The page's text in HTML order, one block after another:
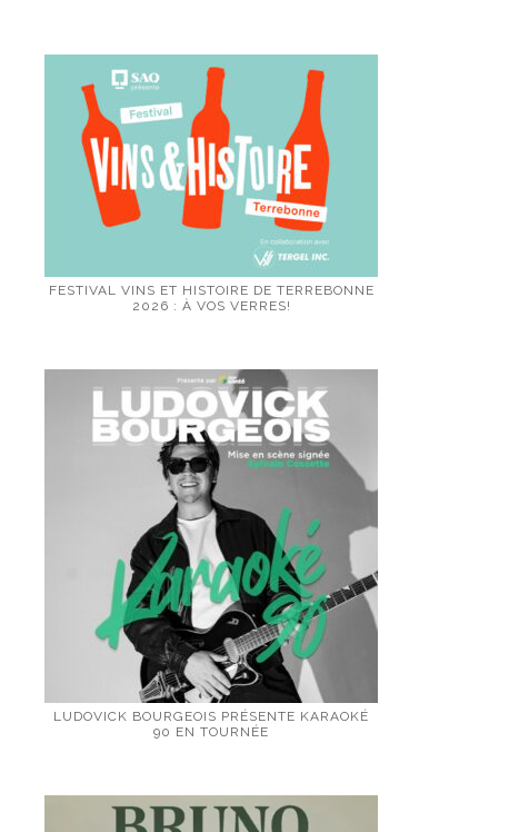
FESTIVAL VINS ET HISTOIRE DE TERREBONNE
2026 : À VOS VERRES!
LUDOVICK BOURGEOIS PRÉSENTE KARAOKÉ
90 EN TOURNÉE